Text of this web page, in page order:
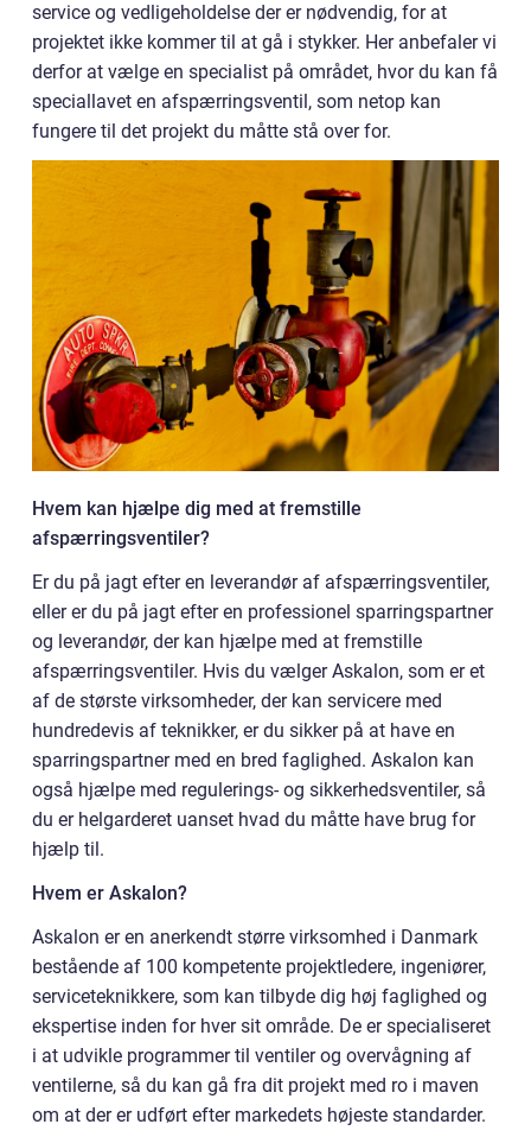
service og vedligeholdelse der er nødvendig, for at
projektet ikke kommer til at gå i stykker. Her anbefaler vi
derfor at vælge en specialist på området, hvor du kan få
speciallavet en afspærringsventil, som netop kan
fungere til det projekt du måtte stå over for.
Hvem kan hjælpe dig med at fremstille
afspærringsventiler?
Er du på jagt efter en leverandør af afspærringsventiler,
eller er du på jagt efter en professionel sparringspartner
og leverandør, der kan hjælpe med at fremstille
afspærringsventiler. Hvis du vælger Askalon, som er et
af de største virksomheder, der kan servicere med
hundredevis af teknikker, er du sikker på at have en
sparringspartner med en bred faglighed. Askalon kan
også hjælpe med regulerings- og sikkerhedsventiler, så
du er helgarderet uanset hvad du måtte have brug for
hjælp til.
Hvem er Askalon?
Askalon er en anerkendt større virksomhed i Danmark
bestående af 100 kompetente projektledere, ingeniører,
serviceteknikkere, som kan tilbyde dig høj faglighed og
ekspertise inden for hver sit område. De er specialiseret
i at udvikle programmer til ventiler og overvågning af
ventilerne, så du kan gå fra dit projekt med ro i maven
om at der er udført efter markedets højeste standarder.